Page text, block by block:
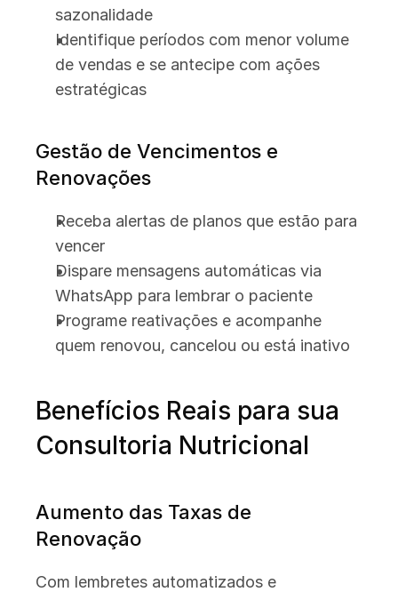
sazonalidade
Identifique períodos com menor volume
de vendas e se antecipe com ações
estratégicas
Gestão de Vencimentos e
Renovações
Receba alertas de planos que estão para
vencer
Dispare mensagens automáticas via
WhatsApp para lembrar o paciente
Programe reativações e acompanhe
quem renovou, cancelou ou está inativo
Benefícios Reais para sua
Consultoria Nutricional
Aumento das Taxas de
Renovação
Com lembretes automatizados e